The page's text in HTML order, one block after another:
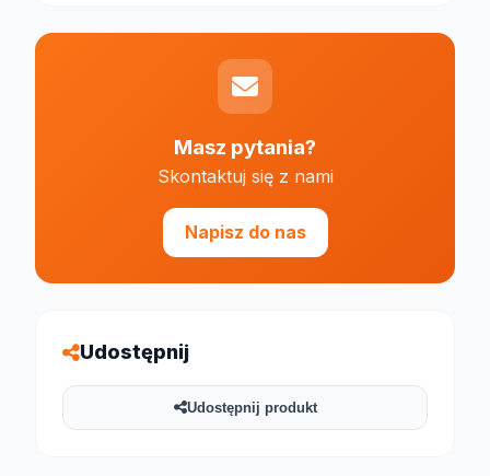
Masz pytania?
Skontaktuj się z nami
Napisz do nas
Udostępnij
Udostępnij produkt